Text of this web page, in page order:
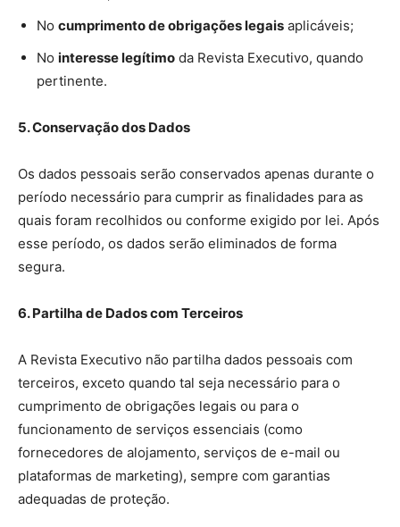
No cumprimento de obrigações legais aplicáveis;
No interesse legítimo da Revista Executivo, quando
pertinente.
5. Conservação dos Dados
Os dados pessoais serão conservados apenas durante o
período necessário para cumprir as finalidades para as
quais foram recolhidos ou conforme exigido por lei. Após
esse período, os dados serão eliminados de forma
segura.
6. Partilha de Dados com Terceiros
A Revista Executivo não partilha dados pessoais com
terceiros, exceto quando tal seja necessário para o
cumprimento de obrigações legais ou para o
funcionamento de serviços essenciais (como
fornecedores de alojamento, serviços de e-mail ou
plataformas de marketing), sempre com garantias
adequadas de proteção.